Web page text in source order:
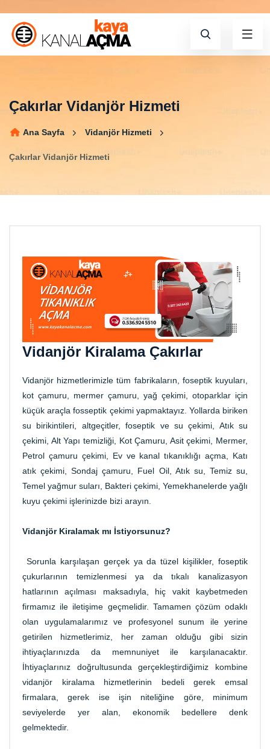
Çakırlar Vidanjör Hizmeti
Ana Sayfa Vidanjör Hizmeti
Çakırlar Vidanjör Hizmeti
Vidanjör Kiralama Çakırlar
Vidanjör hizmetlerimizle tüm fabrikaların, foseptik kuyuları,
kot çamuru, mermer çamuru, yağ çekimi, otoparklar için
küçük araçla fosseptik çekimi yapmaktayız. Yollarda biriken
su birikintileri, altgeçitler, foseptik ve su çekimi, Atık su
çekimi, Alt Yapı temizliği, Kot Çamuru, Asit çekimi, Mermer,
Petrol çamuru çekimi, Ev ve kanal tıkanıklığı açma, Katı
atık çekimi, Sondaj çamuru, Fuel Oil, Atık su, Temiz su,
Temel yağmur suları, Bakteri çekimi, Yemekhanelerde yağlı
kuyu çekimi işlerinizde bizi arayın.
Vidanjör Kiralamak mı İstiyorsunuz?
Sorunla karşılaşan gerçek ya da tüzel kişilikler, foseptik
çukurlarının temizlenmesi ya da tıkalı kanalizasyon
hatlarının açılması maksadıyla, hiç vakit kaybetmeden
firmamız ile iletişime geçmelidir. Tamamen çözüm odaklı
olan uygulamalarımız ve profesyonel sunum ile yerine
getirilen hizmetlerimiz, her zaman olduğu gibi sizin
ihtiyaçlarınızda da memnuniyet ile karşılanacaktır.
İhtiyaçlarınız doğrultusunda gerçekleştirdiğimiz kombine
vidanjör kiralama hizmetlerinin bedeli gerek emsal
firmalara, gerek ise işin niteliğine göre, minimum
seviyelerde yer alan, ekonomik bedellere denk
gelmektedir.